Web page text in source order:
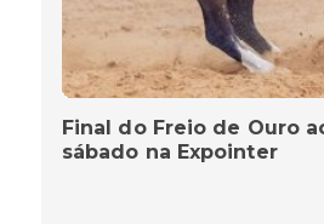
Final do Freio de Ouro
sábado na Expointer